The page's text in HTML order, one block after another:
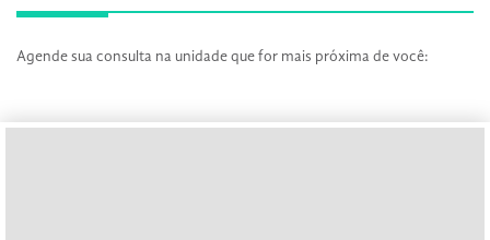
Agende sua consulta na unidade que for mais próxima de você: